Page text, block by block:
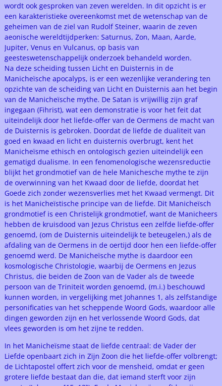
wordt ook gesproken van zeven werelden. In dit opzicht is er
een karakteristieke overeenkomst met de wetenschap van de
geheimen van de ziel van Rudolf Steiner, waarin de zeven
aeonische wereldtijdperken: Saturnus, Zon, Maan, Aarde,
Jupiter, Venus en Vulcanus, op basis van
geesteswetenschappelijk onderzoek behandeld worden.
Na deze scheiding tussen Licht en Duisternis in de
Manicheïsche apocalyps, is er een wezenlijke verandering ten
opzichte van de scheiding van Licht en Duisternis aan het begin
van de Manicheïsche mythe. De Satan is vrijwillig zijn graf
ingegaan (Fihrist), wat een demonstratie is voor het feit dat
uiteindelijk door het liefde-offer van de Oermens de macht van
de Duisternis is gebroken. Doordat de liefde de dualiteit van
goed en kwaad en licht en duisternis overbrugt, kent het
Manicheïsme ethisch en ontologisch gezien uiteindelijk een
gematigd dualisme. In een fenomenologische wezensreductie
blijkt het grondmotief van de hele Manichesche mythe te zijn
de overwinning van het Kwaad door de liefde, doordat het
Goede zich zonder wezensverlies met het Kwaad vermengt. Dit
is het Manicheïstische principe van de liefde. Dit Manicheïsch
grondmotief is een Christelijk grondmotief, want de Manicheers
hebben de kruisdood van Jezus Christus een zelfde liefde-offer
genoemd, (om de Duisternis uiteindelijk te beteugelen,) als de
afdaling van de Oermens in de oertijd door hen een liefde-offer
genoemd werd. De Manicheïsche mythe is daardoor een
kosmologische Christologie, waarbij de Oermens en Jezus
Christus, die beiden de Zoon van de Vader als de tweede
persoon van de Triniteit worden genoemd, (m.i.) beschouwd
kunnen worden, in vergelijking met Johannes 1, als zelfstandige
personificaties van het scheppende Woord Gods, waardoor alle
dingen geworden zijn en het verlossende Woord Gods, dat
vlees geworden is om het zijne te redden.
In het Manicheïsme staat de liefde centraal: de Vader der
Liefde openbaart zich in Zijn Zoon die het liefde-offer volbrengt;
de Lichtapostel offert zich voor de mensheid, omdat er geen
grotere liefde bestaat dan die, dat iemand sterft voor zijn